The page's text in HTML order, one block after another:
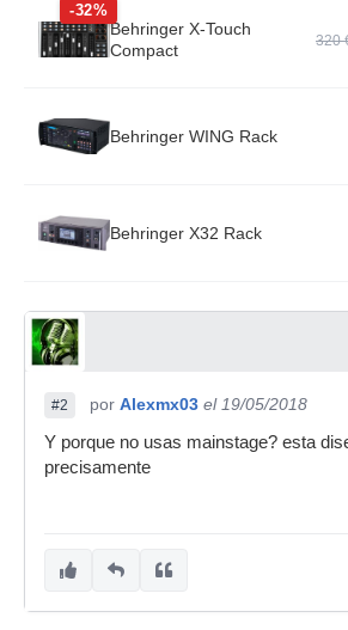
-32%
Behringer X-Touch
Compact
320
Behringer WING Rack
Behringer X32 Rack
#2 por Alexmx03 el 19/05/2018
Y porque no usas mainstage? esta
precisamente